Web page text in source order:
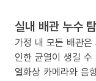
실내 배관 누수
가정 내 모든 배관
인한 균열이 생길 수
열화상 카메라와 음